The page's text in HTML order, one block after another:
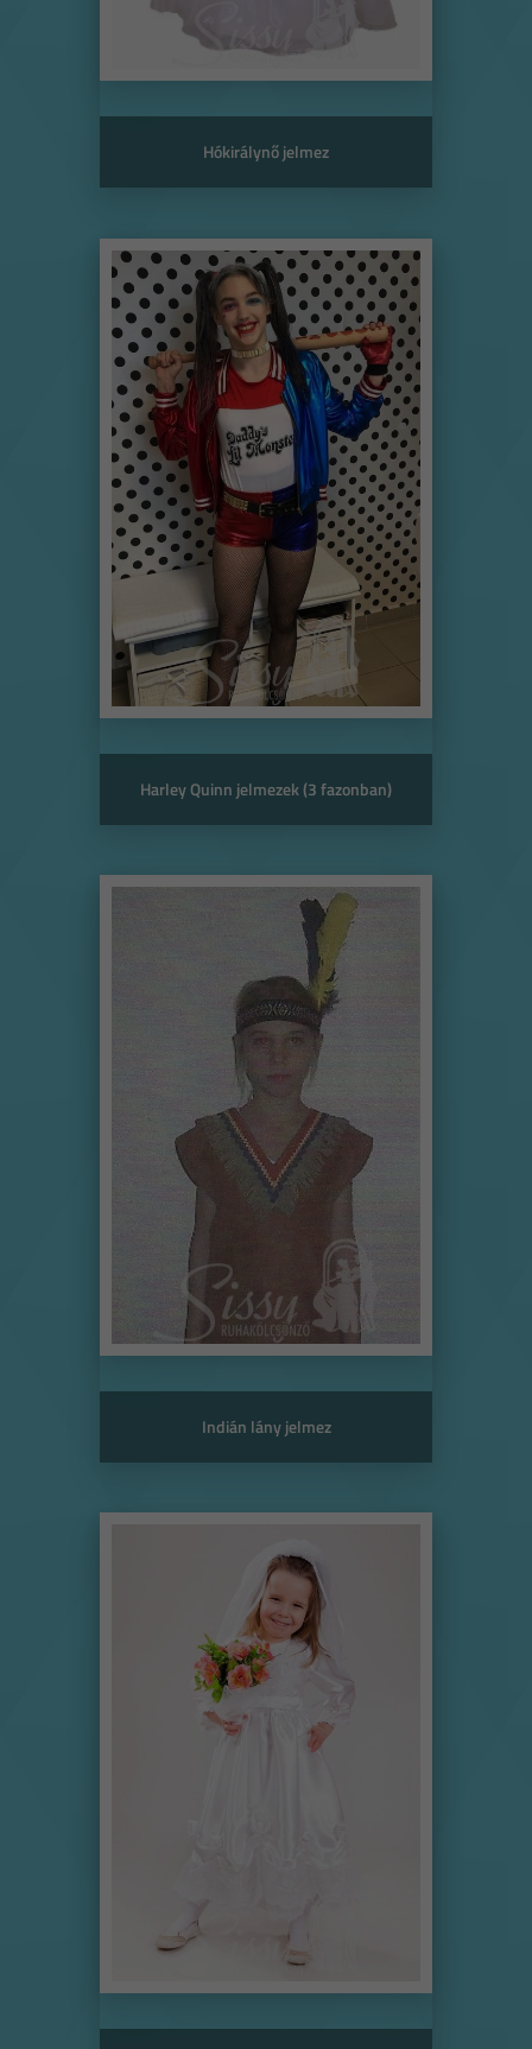
Hókirálynő jelmez
Harley Quinn jelmezek (3 fazonban)
Indián lány jelmez